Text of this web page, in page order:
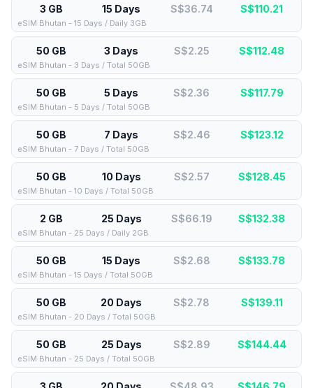
3 GB 15 Days S$36.74 S$110.21
eSIM Bhutan - 15 Days / Daily 3GB
50 GB 3 Days S$2.25 S$112.48
eSIM Bhutan - 3 Days / Total 50GB
50 GB 5 Days S$2.36 S$117.79
eSIM Bhutan - 5 Days / Total 50GB
50 GB 7 Days S$2.46 S$123.12
eSIM Bhutan - 7 Days / Total 50GB
50 GB 10 Days S$2.57 S$128.45
eSIM Bhutan - 10 Days / Total 50GB
2 GB 25 Days S$66.19 S$132.38
eSIM Bhutan - 25 Days / Daily 2GB
50 GB 15 Days S$2.68 S$133.78
eSIM Bhutan - 15 Days / Total 50GB
50 GB 20 Days S$2.78 S$139.11
eSIM Bhutan - 20 Days / Total 50GB
50 GB 25 Days S$2.89 S$144.44
eSIM Bhutan - 25 Days / Total 50GB